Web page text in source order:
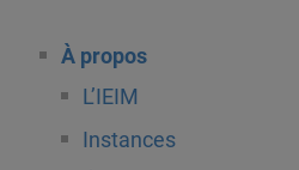
À propos
L’IEIM
Instances